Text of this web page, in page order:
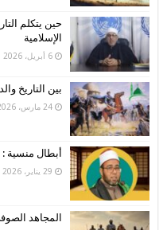
حين يتكلم
الإسلامية
6 أبريل، 2026
بين التاريخ
24 مارس، 2026
أبطال منسية :
29 يناير، 2026
المجاهد